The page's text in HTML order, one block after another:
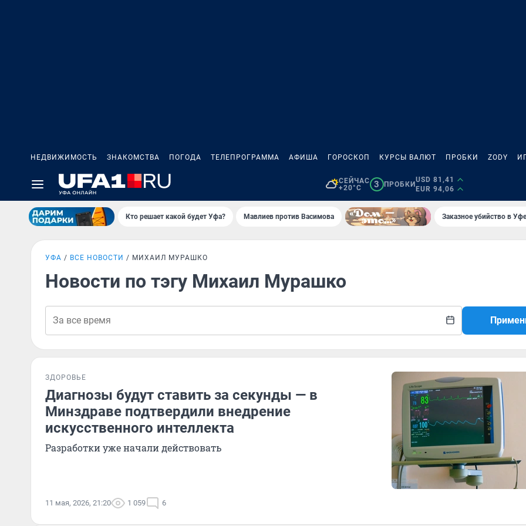
НЕДВИЖИМОСТЬ ЗНАКОМСТВА ПОГОДА ТЕЛЕПРОГРАММА АФИША ГОРОСКОП КУРСЫ ВАЛЮТ ПРОБКИ ZODY
СЕЙЧАС
+20°C
3 ПРОБКИ
USD 81,41
EUR 94,06
Кто решает какой будет Уфа? Мавлиев против Васимова Заказное убийство в
УФА ВСЕ НОВОСТИ МИХАИЛ МУРАШКО
Новости по тэгу Михаил Мурашко
ЗДОРОВЬЕ
Диагнозы будут ставить за секунды — в
Минздраве подтвердили внедрение
искусственного интеллекта
Разработки уже начали действовать
11 мая, 2026, 21:20 1 059 6